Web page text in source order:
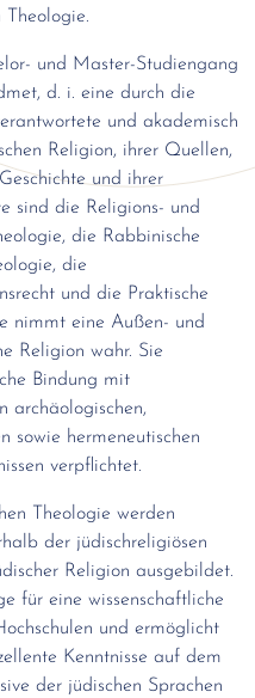
Theologie.
und Master-Studiengang
d. i. eine durch die
und akademisch
Religion, ihrer Quellen,
und ihrer
sind die Religions- und
die Rabbinische
die
und die Praktische
nimmt eine Außen- und
Religion wahr. Sie
Bindung mit
archäologischen,
sowie hermeneutischen
verpflichtet.
Theologie werden
der jüdischreligiösen
Religion ausgebildet.
für eine wissenschaftliche
und ermöglicht
Kenntnisse auf dem
der jüdischen Sprachen